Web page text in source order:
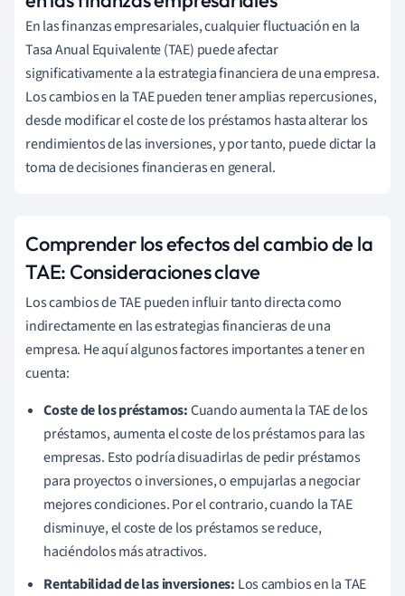
En las finanzas empresariales, cualquier fluctuación en la
Tasa Anual Equivalente (TAE) puede afectar
significativamente a la estrategia financiera de una empresa.
Los cambios en la TAE pueden tener amplias repercusiones,
desde modificar el coste de los préstamos hasta alterar los
rendimientos de las inversiones, y por tanto, puede dictar la
toma de decisiones financieras en general.
Comprender los efectos del cambio de la
TAE: Consideraciones clave
Los cambios de TAE pueden influir tanto directa como
indirectamente en las estrategias financieras de una
empresa. He aquí algunos factores importantes a tener en
cuenta:
Coste de los préstamos:Cuando aumenta la TAE de los
préstamos, aumenta el coste de los préstamos para las
empresas. Esto podría disuadirlas de pedir préstamos
para proyectos o inversiones, o empujarlas a negociar
mejores condiciones. Por el contrario, cuando la TAE
disminuye, el coste de los préstamos se reduce,
haciéndolos más atractivos.
Rentabilidad de las inversiones: Los cambios en la TAE